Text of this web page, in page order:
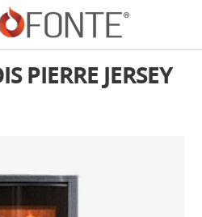
PIERRE JERSEY